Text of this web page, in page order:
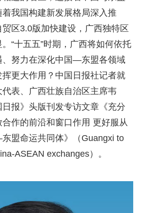
我国构建新发展格局深入推
区3.0版加快建设，广西独特区
“十五五”时期，广西将如何依托
、努力在深化中国—东盟各领域
更大作用？中国日报社记者就
表、广西壮族自治区主席韦
报》头版刊发专访文章《充分
作的前沿和窗口作用 更好服从
盟命运共同体》（Guangxi to
ASEAN exchanges）。